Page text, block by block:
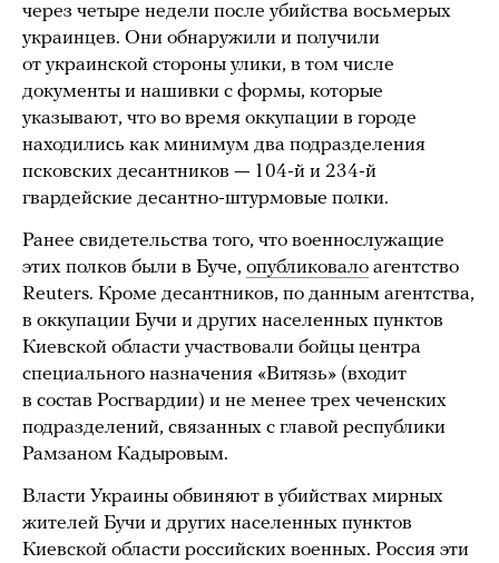
через четыре недели после убийства восьмерых
украинцев. Они обнаружили и получили
от украинской стороны улики, в том числе
документы и нашивки с формы, которые
указывают, что во время оккупации в городе
находились как минимум два подразделения
псковских десантников — 104-й и 234-й
гвардейские десантно-штурмовые полки.
Ранее свидетельства того, что военнослужащие
этих полков были в Буче, опубликовало агентство
Reuters. Кроме десантников, по данным агентства,
в оккупации Бучи и других населенных пунктов
Киевской области участвовали бойцы центра
специального назначения «Витязь» (входит
в состав Росгвардии) и не менее трех чеченских
подразделений, связанных с главой республики
Рамзаном Кадыровым.
Власти Украины обвиняют в убийствах мирных
жителей Бучи и других населенных пунктов
Киевской области российских военных. Россия эти